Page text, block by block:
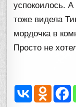
успокоилось.
тоже видела
мордочка в
Просто не